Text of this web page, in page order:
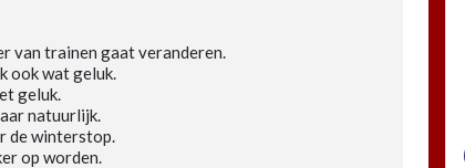
van trainen gaat veranderen.
ook wat geluk.
geluk.
natuurlijk.
de winterstop.
op worden.